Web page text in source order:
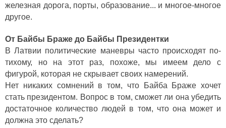
железная дорога, порты, образование... и многое-многое
другое.
От Байбы Браже до Байбы Президентки
В Латвии политические маневры часто происходят по-
тихому, но на этот раз, похоже, мы имеем дело с
фигурой, которая не скрывает своих намерений.
Нет никаких сомнений в том, что Байба Браже хочет
стать президентом. Вопрос в том, сможет ли она убедить
достаточное количество людей в том, что она может и
должна это сделать?